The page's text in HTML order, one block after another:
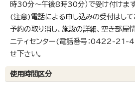
時30分～午後8時30分）で受け付けます
(注意)電話による申し込みの受付はして
予約の取り消し、施設の詳細、空き部屋
ニティセンター(電話番号：0422-21-
せ下さい。
使用時間区分